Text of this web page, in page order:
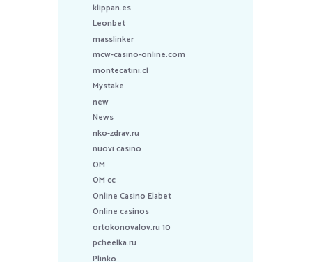
klippan.es
Leonbet
masslinker
mcw-casino-online.com
montecatini.cl
Mystake
new
News
nko-zdrav.ru
nuovi casino
OM
OM cc
Online Casino Elabet
Online casinos
ortokonovalov.ru 10
pcheelka.ru
Plinko